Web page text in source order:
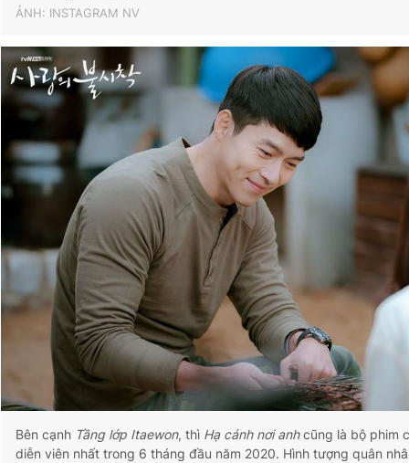
ẢNH: INSTAGRAM NV
Bên cạnh Tầng lớp Itaewon, thì Hạ cánh nơi anhcũng là bộ phim
diễn viên nhất trong 6 tháng đầu năm 2020. Hình tượng quân